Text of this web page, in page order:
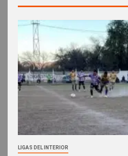
LIGAS DEL INTERIOR